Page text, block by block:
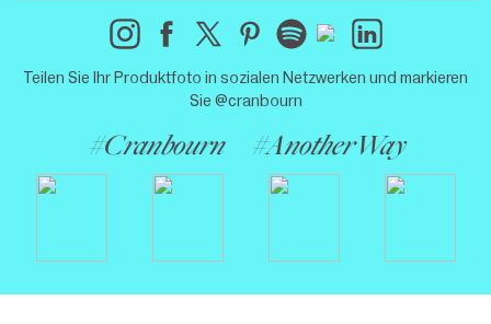
Teilen Sie Ihr Produktfoto in sozialen Netzwerken und markieren
Sie @cranbourn
#Cranbourn #AnotherWay